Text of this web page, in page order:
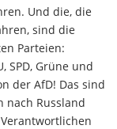
Und die, die
sind die
Parteien:
SPD, Grüne und
der AfD! Das sind
nach Russland